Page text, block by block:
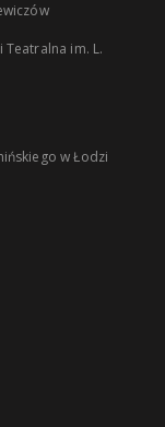
Teatralna im. L.
w Łodzi